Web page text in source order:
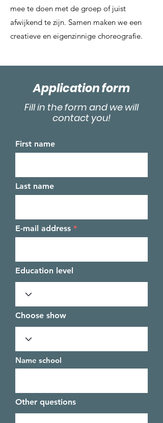
mee te doen met de groep of juist
afwijkend te zijn. Samen maken we een
creatieve en eigenzinnige choreografie.
Application form
Fill in the form and we will
contact you!
First name
Last name
E-mail address
Education level
Choose show
Name school
Other questions